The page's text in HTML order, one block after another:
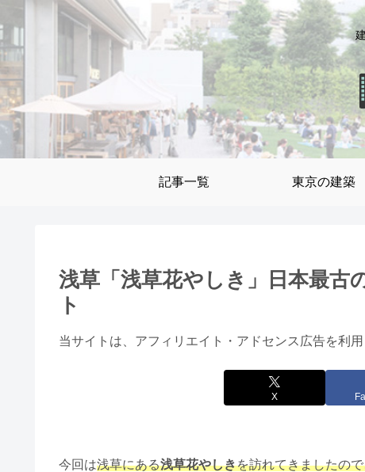
記事一覧 東京の建築
浅草「浅草花やしき」日本最古
ト
当サイトは、アフィリエイト・アドセンス広告を利
X
今回は浅草にある浅草花やしきを訪れてきましたの